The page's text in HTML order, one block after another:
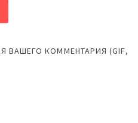
ВАШЕГО КОММЕНТАРИЯ (GIF,